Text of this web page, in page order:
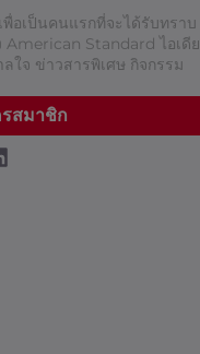
อเป็นคนแรกที่จะได้รับทราบ
American Standard ไอเดีย
ใจ ข่าวสารพิเศษ กิจกรรม
สมาชิก